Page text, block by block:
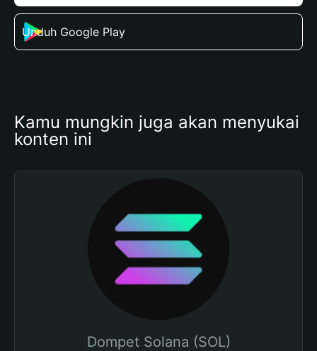
Unduh Google Play
Kamu mungkin juga akan menyukai
konten ini
Dompet Solana (SOL)